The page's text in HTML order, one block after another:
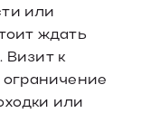
или
ждать
Визит к
ограничение
или